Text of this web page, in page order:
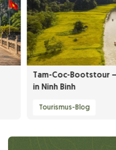
Tam-Coc-Bootstour
in Ninh Binh
Tourismus-Blog